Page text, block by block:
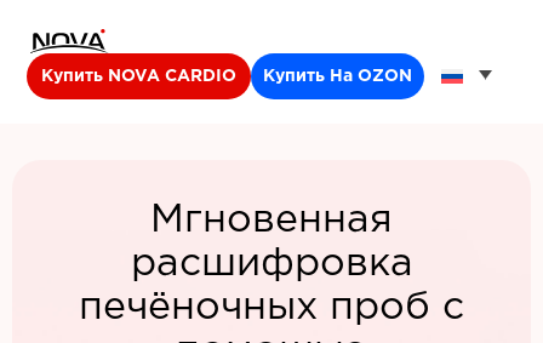
Купить NOVA CARDIO Купить На OZON
Мгновенная
расшифровка
печёночных проб с